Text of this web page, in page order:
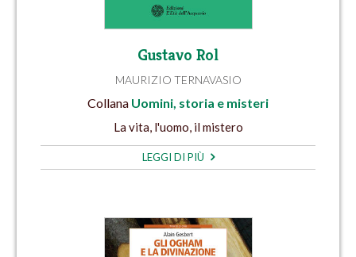
Gustavo Rol
MAURIZIO TERNAVASIO
Collana Uomini, storia e misteri
La vita, l'uomo, il mistero
LEGGI DI PIÙ